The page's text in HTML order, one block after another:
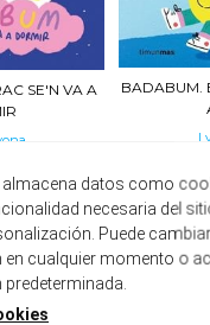
SE'N VA A
BADABUM.
almacena datos como
necesaria del
Puede
cualquier momento o